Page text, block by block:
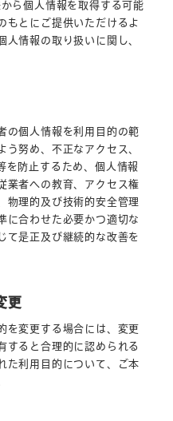
ら個人情報を取得する可能
もとにご提供いただけるよ
人情報の取り扱いに関し、
の個人情報を利用目的の範
う努め、不正なアクセス、
を防止するため、個人情報
業者への教育、アクセス権
物理的及び技術的安全管理
に合わせた必要かつ適切な
て是正及び継続的な改善を
更
を変更する場合には、変更
すると合理的に認められる
た利用目的について、ご本